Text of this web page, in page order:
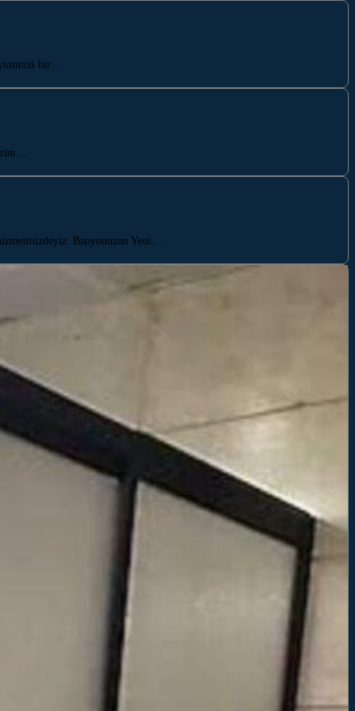
bir…
Banyonuzun Yeni…